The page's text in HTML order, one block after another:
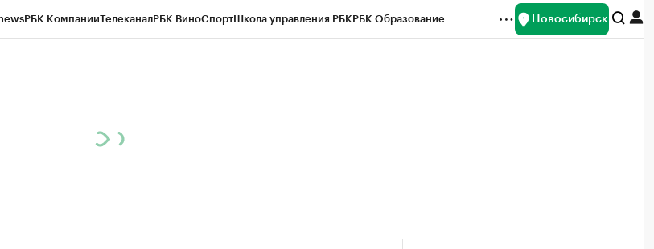
РБК КомпанииТелеканалРБК ВиноСпортШкола управления РБКРБК Образование Новосибирск